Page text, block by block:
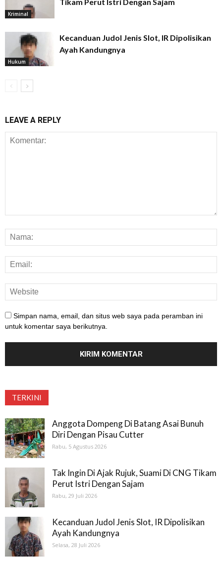
Kriminal
Hukum
Kecanduan Judol Jenis Slot, IR Dipolisikan
Ayah Kandungnya
LEAVE A REPLY
Simpan nama, email, dan situs web saya pada peramban ini
untuk komentar saya berikutnya.
TERKINI
Anggota Dompeng Di Batang Asai Bunuh
Diri Dengan Pisau Cutter
Rabu, 5 Agustus 2026
Tak Ingin Di Ajak Rujuk, Suami Di CNG Tikam
Perut Istri Dengan Sajam
Rabu, 29 Juli 2026
Kecanduan Judol Jenis Slot, IR Dipolisikan
Ayah Kandungnya
Selasa, 28 Juli 2026